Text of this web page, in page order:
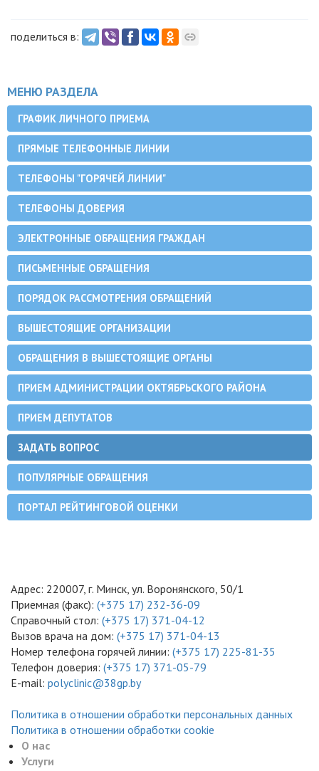
поделиться в:
МЕНЮ РАЗДЕЛА
ГРАФИК ЛИЧНОГО ПРИЕМА
ПРЯМЫЕ ТЕЛЕФОННЫЕ ЛИНИИ
ТЕЛЕФОНЫ "ГОРЯЧЕЙ ЛИНИИ"
ТЕЛЕФОНЫ ДОВЕРИЯ
ЭЛЕКТРОННЫЕ ОБРАЩЕНИЯ ГРАЖДАН
ПИСЬМЕННЫЕ ОБРАЩЕНИЯ
ПОРЯДОК РАССМОТРЕНИЯ ОБРАЩЕНИЙ
ВЫШЕСТОЯЩИЕ ОРГАНИЗАЦИИ
ОБРАЩЕНИЯ В ВЫШЕСТОЯЩИЕ ОРГАНЫ
ПРИЕМ АДМИНИСТРАЦИИ ОКТЯБРЬСКОГО РАЙОНА
ПРИЕМ ДЕПУТАТОВ
ЗАДАТЬ ВОПРОС
ПОПУЛЯРНЫЕ ОБРАЩЕНИЯ
ПОРТАЛ РЕЙТИНГОВОЙ ОЦЕНКИ
Адрес: 220007, г. Минск, ул. Воронянского, 50/1
Приемная (факс): (+375 17) 232-36-09
Справочный стол: (+375 17) 371-04-12
Вызов врача на дом: (+375 17) 371-04-13
Номер телефона горячей линии: (+375 17) 225-81-35
Телефон доверия: (+375 17) 371-05-79
E-mail: polyclinic@38gp.by
Политика в отношении обработки персональных данных
Политика в отношении обработки cookie
О нас
Услуги